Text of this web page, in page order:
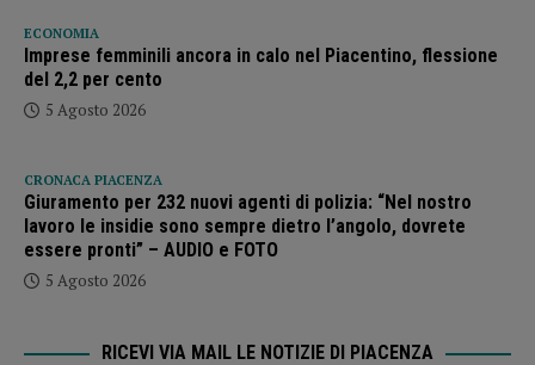
ECONOMIA
Imprese femminili ancora in calo nel Piacentino, flessione
del 2,2 per cento
5 Agosto 2026
CRONACA PIACENZA
Giuramento per 232 nuovi agenti di polizia: “Nel nostro
lavoro le insidie sono sempre dietro l’angolo, dovrete
essere pronti” – AUDIO e FOTO
5 Agosto 2026
RICEVI VIA MAIL LE NOTIZIE DI PIACENZA